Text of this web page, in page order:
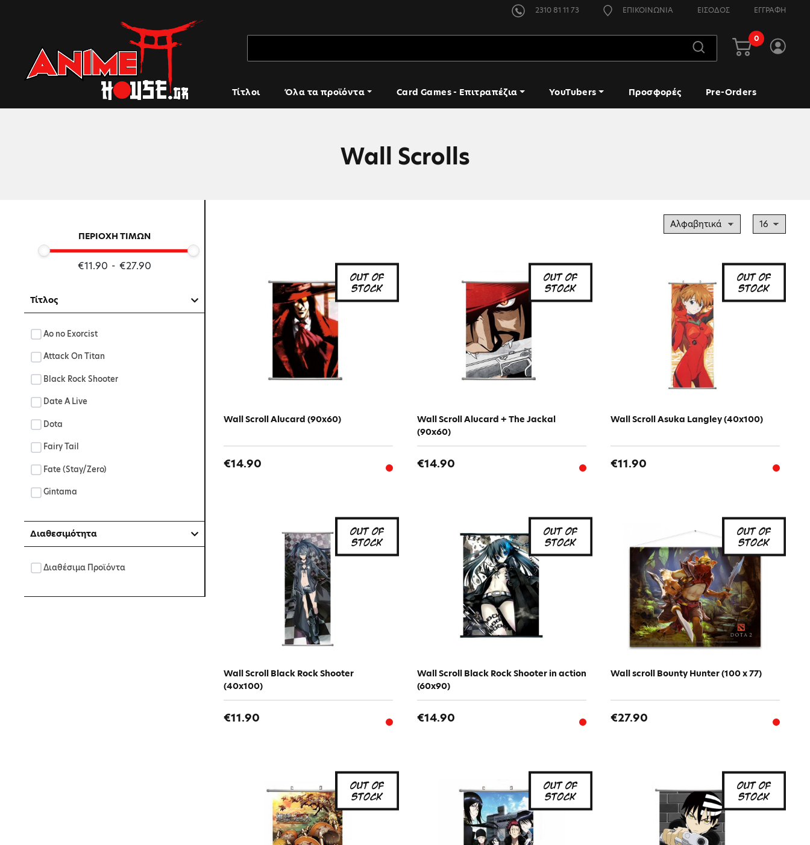
2310 81 11 73 ΕΠΙΚΟΙΝΩΝΙΑ ΕΙΣΟΔΟΣ ΕΓΓΡΑΦΗ
0
Τίτλοι Όλα τα προϊόντα Card Games - Επιτραπέζια YouTubers Προσφορές Pre-Orders
Wall Scrolls
ΠΕΡΙΟΧΗ ΤΙΜΩΝ
€11.90 - €27.90
Τίτλος
Ao no Exorcist
Attack On Titan
Black Rock Shooter
Date A Live
Dota
Fairy Tail
Fate (Stay/Zero)
Gintama
Hunter x Hunter
Διαθεσιμότητα
Διαθέσιμα Προϊόντα
Wall Scroll Alucard (90x60)
€14.90
Wall Scroll Alucard + The Jackal
(90x60)
€14.90
Wall Scroll Asuka Langley (40x100)
€11.90
Wall Scroll Black Rock Shooter
(40x100)
€11.90
Wall Scroll Black Rock Shooter in action
(60x90)
€14.90
Wall scroll Bounty Hunter (100 x 77)
€27.90